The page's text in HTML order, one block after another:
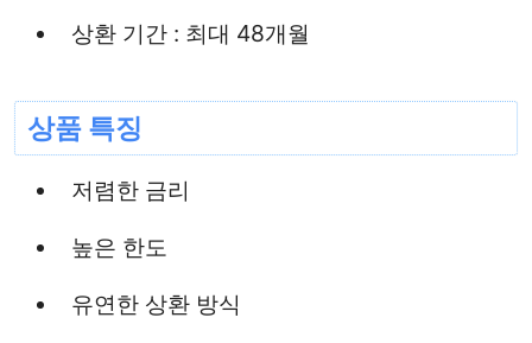
상환 기간 : 최대 48개월
상품 특징
저렴한 금리
높은 한도
유연한 상환 방식